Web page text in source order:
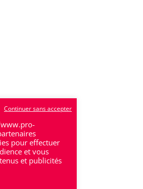
pour effectuer
et vous
et publicités
Continuer sans accepter